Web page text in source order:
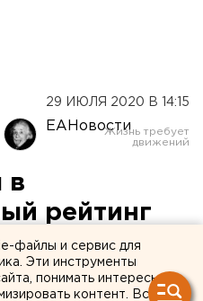
29 ИЮЛЯ 2020 В 14:15
ЕАНовости
в
рейтинг
в
файлы и сервис для
Эти инструменты
понимать интересы
контент. Вся